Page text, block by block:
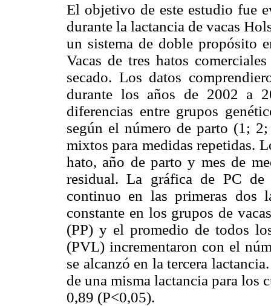
El objetivo de este estudio fue
durante la lactancia de vacas
un sistema de doble propósito
Vacas de tres hatos
secado. Los datos
durante los años de 2002 a
diferencias entre grupos
según el número de parto (1;
mixtos para medidas repetidas.
hato, año de parto y mes de
residual. La gráfica de PC
continuo en las primeras dos
constante en los grupos de
(PP) y el promedio de todos
(PVL) incrementaron con el
se alcanzó en la tercera
de una misma lactancia para los
0,89 (P<0,05).